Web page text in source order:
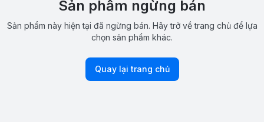
Sản phẩm ngừng bán
Sản phẩm này hiện tại đã ngừng bán. Hãy trở về trang chủ để lựa
chọn sản phẩm khác.
Quay lại trang chủ